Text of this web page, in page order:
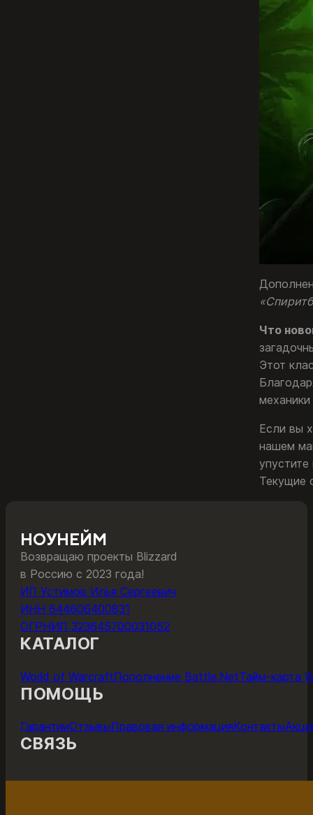
Что
Этот
Если вы
нашем
Текущие
НОУНЕЙМ
Возвращаю проекты Blizzard
в Россию с 2023 года!
ИП Устимов Илья Сергеевич
ИНН 644606400831
ОГРНИП 323645700031052
КАТАЛОГ
World of WarcraftПополнение Battle.NetТайм-карта
ПОМОЩЬ
ГарантииОтзывыПравовая информацияКонтакты
СВЯЗЬ